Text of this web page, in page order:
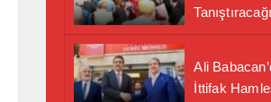
Ali
İttifak